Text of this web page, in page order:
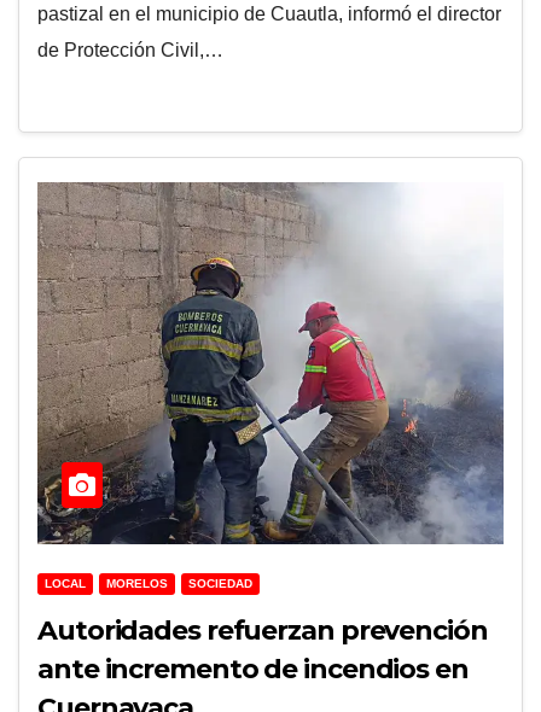
pastizal en el municipio de Cuautla, informó el director
de Protección Civil,…
LOCAL MORELOS SOCIEDAD
Autoridades refuerzan prevención
ante incremento de incendios en